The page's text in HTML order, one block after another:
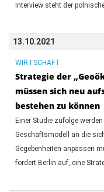
Interview steht der
13.10.2021
WIRTSCHAFT
Strategie der
müssen sich neu
bestehen zu können
Einer Studie zufolge
Geschäftsmodell an die
Gegebenheiten anpassen
fordert Berlin auf, eine